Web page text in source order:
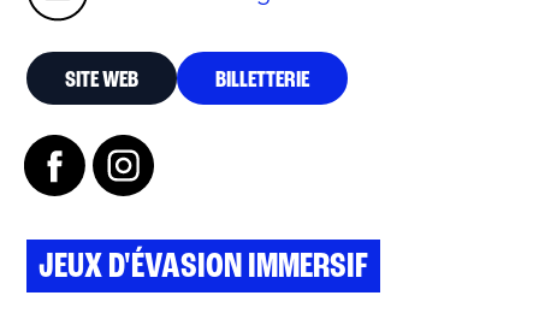
JEUX D'ÉVASION IMMERSIF
SITE WEB BILLETTERIE